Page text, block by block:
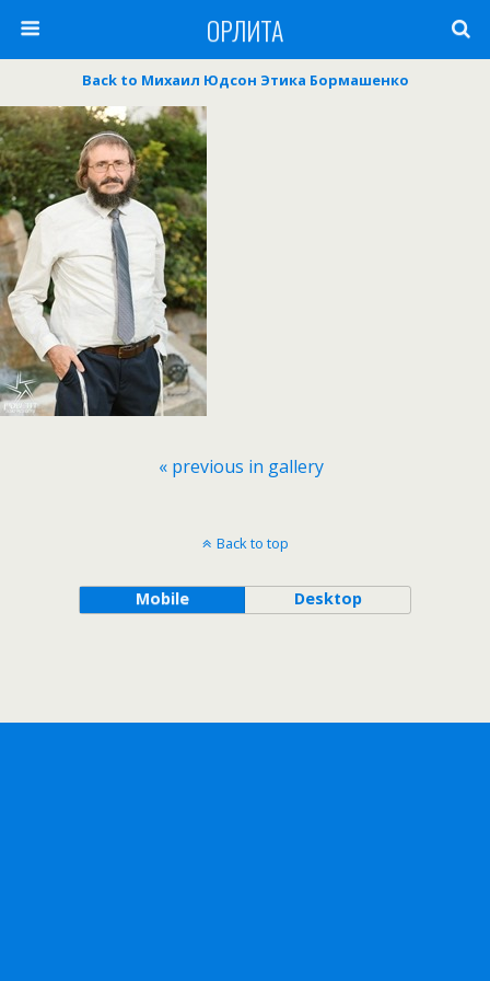
ОРЛИТА
Back to Михаил Юдсон Этика Бормашенко
« previous in gallery
Back to top
Mobile Desktop